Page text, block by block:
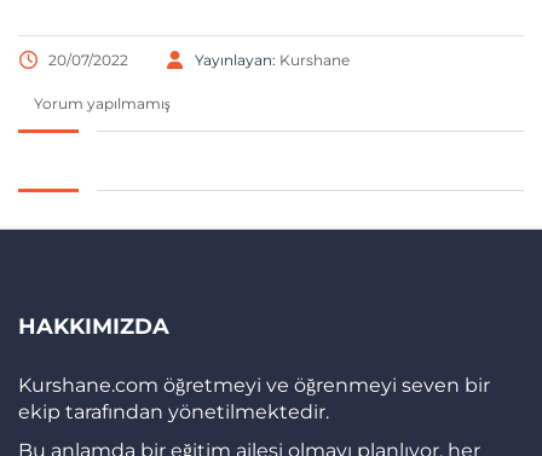
20/07/2022 Yayınlayan: Kurshane
Yorum yapılmamış
HAKKIMIZDA
Kurshane.com öğretmeyi ve öğrenmeyi seven bir
ekip tarafından yönetilmektedir.
Bu anlamda bir eğitim ailesi olmayı planlıyor, her